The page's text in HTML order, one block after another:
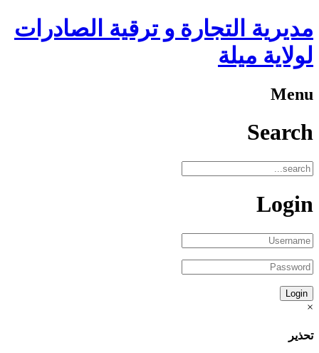
مديرية التجارة و ترقية الصادرات
لولاية ميلة
Menu
Search
Login
×
تحذير